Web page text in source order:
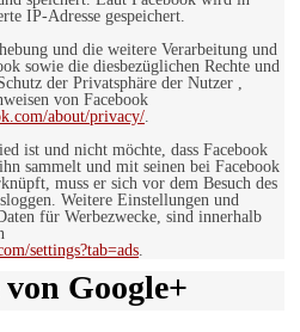
IP-Adresse gespeichert.
und die weitere Verarbeitung und
sowie die diesbezüglichen Rechte und
der Privatsphäre der Nutzer ,
von Facebook
about/privacy/.
ist und nicht möchte, dass Facebook
sammelt und mit seinen bei Facebook
muss er sich vor dem Besuch des
Weitere Einstellungen und
für Werbezwecke, sind innerhalb
settings?tab=ads.
Google+